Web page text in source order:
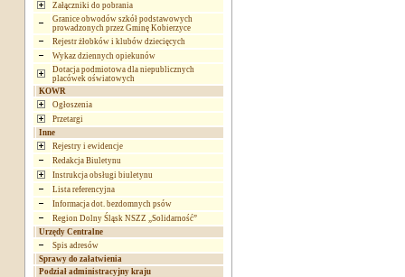
Załączniki do pobrania
Granice obwodów szkół podstawowych
prowadzonych przez Gminę Kobierzyce
Rejestr żłobków i klubów dziecięcych
Wykaz dziennych opiekunów
Dotacja podmiotowa dla niepublicznych
placówek oświatowych
KOWR
Ogłoszenia
Przetargi
Inne
Rejestry i ewidencje
Redakcja Biuletynu
Instrukcja obsługi biuletynu
Lista referencyjna
Informacja dot. bezdomnych psów
Region Dolny Śląsk NSZZ „Solidarność”
Urzędy Centralne
Spis adresów
Sprawy do załatwienia
Podział administracyjny kraju